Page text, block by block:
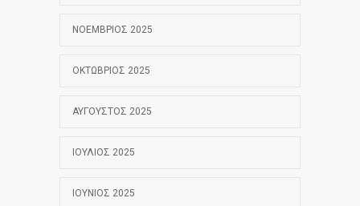
ΝΟΈΜΒΡΙΟΣ 2025
ΟΚΤΏΒΡΙΟΣ 2025
ΑΎΓΟΥΣΤΟΣ 2025
ΙΟΎΛΙΟΣ 2025
ΙΟΎΝΙΟΣ 2025